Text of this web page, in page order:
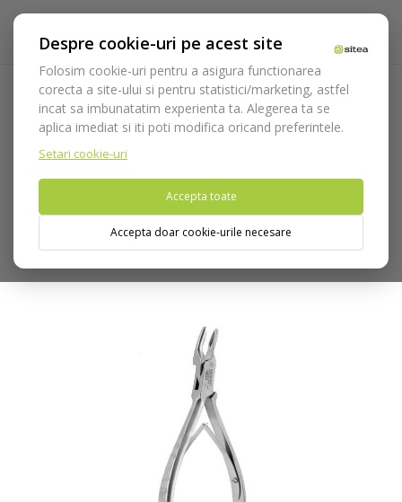
Despre cookie-uri pe acest site
Folosim cookie-uri pentru a asigura functionarea
corecta a site-ului si pentru statistici/marketing, astfel
incat sa imbunatatim experienta ta. Alegerea ta se
aplica imediat si iti poti modifica oricand preferintele.
Setari cookie-uri
Accepta toate
Accepta doar cookie-urile necesare
Acasa Instrumentar
Chirurgie si implantologie
Ciupitoare de os
Ciupitor de os Luer cod 3805
Nu puteti plasa comenzi din tara din care accesati website-ul